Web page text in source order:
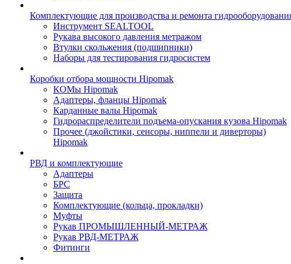
Комплектующие для производства и ремонта
Инструмент SEALTOOL
Рукава высокого давления метражом
Втулки скольжения (подшипники)
Наборы для тестирования гидросистем
Коробки отбора мощности Hipomak
КОМы Hipomak
Адаптеры, фланцы Hipomak
Карданные валы Hipomak
Гидрораспределители подъема-опускания кузова Hipomak
Прочее (джойстики, сенсоры, ниппели и диверторы)
Hipomak
РВД и комплектующие
Адаптеры
БРС
Защита
Комплектующие (кольца, прокладки)
Муфты
Рукав ПРОМЫШЛЕННЫЙ-МЕТРАЖ
Рукав РВД-МЕТРАЖ
Фитинги